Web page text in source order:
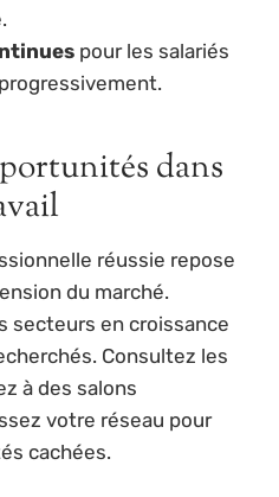
pour les salariés
dans
réussie repose
du marché.
secteurs en croissance
Consultez les
à des salons
votre réseau pour
cachées.